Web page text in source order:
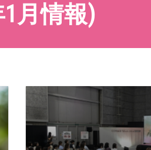
月情報)